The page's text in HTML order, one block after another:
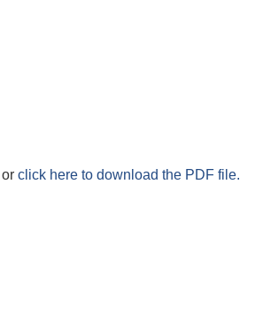
or click here to download the PDF file.